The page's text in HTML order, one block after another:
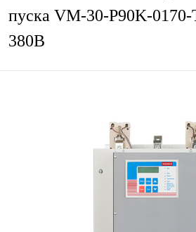
пуска VM-30-P90K-
380В